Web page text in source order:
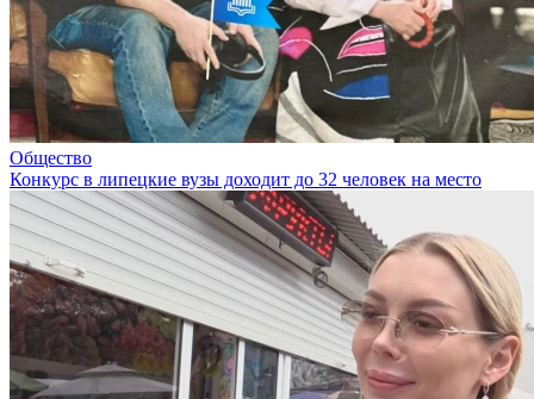
Общество
Конкурс в липецкие вузы доходит до 32 человек на место